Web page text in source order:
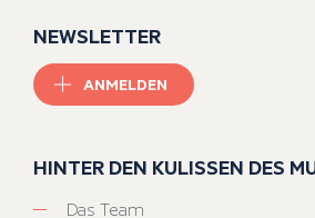
NEWSLETTER
ANMELDEN
HINTER DEN KULISSEN DES
Das Team